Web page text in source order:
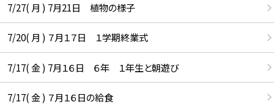
7/27( 月 ) 7月21日 植物の様子
7/20( 月 ) ７月１７日 １学期終業式
7/17( 金 ) 7月１６日 ６年 １年生と朝遊び
7/17( 金 ) ７月１６日の給食